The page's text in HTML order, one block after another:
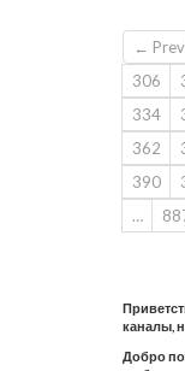
←
306
334
362
390
…
каналы,
Добро